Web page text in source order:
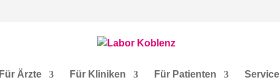
Für Ärzte Für Kliniken Für Patienten Service